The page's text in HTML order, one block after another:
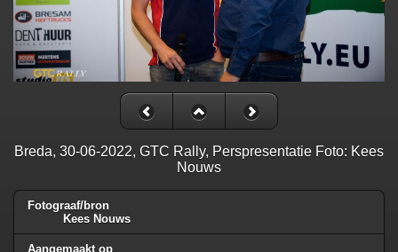
Breda, 30-06-2022, GTC Rally, Perspresentatie Foto: Kees
Nouws
Fotograaf/bron
Kees Nouws
Aangemaakt op